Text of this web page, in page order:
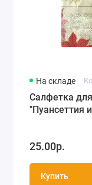
На складе
Салфетка
"Пуансеттия
25.00р.
Купить